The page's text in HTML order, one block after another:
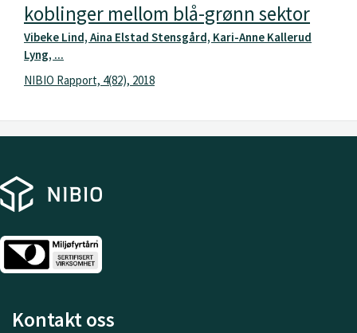
koblinger mellom blå-grønn sektor
Vibeke Lind, Aina Elstad Stensgård, Kari-Anne Kallerud
Lyng, ...
NIBIO Rapport, 4(82), 2018
Kontakt oss